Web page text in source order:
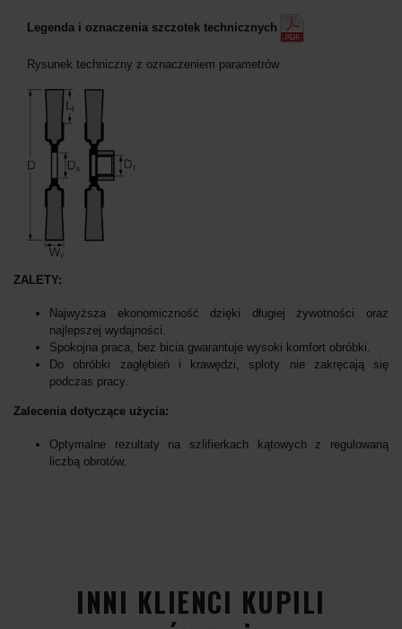
Legenda i oznaczenia szczotek technicznych
Rysunek techniczny z oznaczeniem parametrów
ZALETY:
Najwyższa ekonomiczność dzięki długiej żywotności oraz
najlepszej wydajności.
Spokojna praca, bez bicia gwarantuje wysoki komfort obróbki.
Do obróbki zagłębień i krawędzi, sploty nie zakręcają się
podczas pracy.
Zalecenia dotyczące użycia:
Optymalne rezultaty na szlifierkach kątowych z regulowaną
liczbą obrotów.
INNI KLIENCI KUPILI